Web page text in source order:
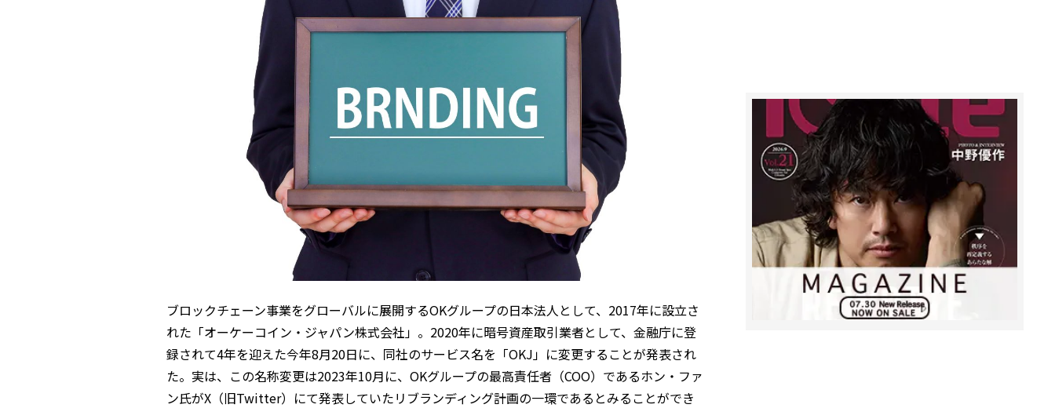
ブロックチェーン事業をグローバルに展開するOKグループの日本法人として、2017年に設立さ
れた「オーケーコイン・ジャパン株式会社」。2020年に暗号資産取引業者として、金融庁に登
録されて4年を迎えた今年8月20日に、同社のサービス名を「OKJ」に変更することが発表され
た。実は、この名称変更は2023年10月に、OKグループの最高責任者（COO）であるホン・ファ
ン氏がX（旧Twitter）にて発表していたリブランディング計画の一環であるとみることができ